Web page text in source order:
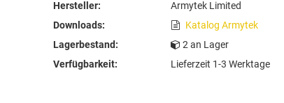
Hersteller:
Armytek Limited
Downloads:
Katalog Armytek
Lagerbestand:
2 an Lager
Verfügbarkeit:
Lieferzeit 1-3 Werktage